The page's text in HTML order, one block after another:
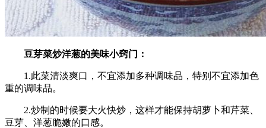
豆芽菜炒洋葱的美味小窍门：
1.此菜清淡爽口，不宜添加多种调味品，特别不宜添加色
重的调味品。
2.炒制的时候要大火快炒，这样才能保持胡萝卜和芹菜、
豆芽、洋葱脆嫩的口感。